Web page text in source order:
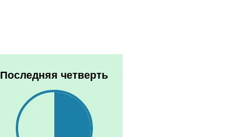
Последняя четверть